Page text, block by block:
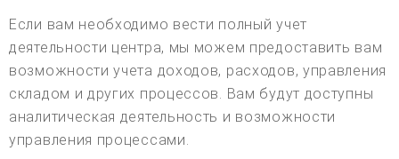
Если вам необходимо вести полный учет
деятельности центра, мы можем предоставить вам
возможности учета доходов, расходов, управления
складом и других процессов. Вам будут доступны
аналитическая деятельность и возможности
управления процессами.